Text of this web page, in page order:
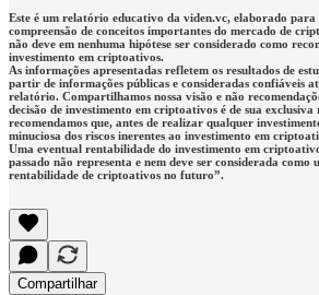
Este é um relatório educativo da viden.vc, elaborado
compreensão de conceitos importantes do mercado de
não deve em nenhuma hipótese ser considerado como
investimento em criptoativos.
As informações apresentadas refletem os resultados de
partir de informações públicas e consideradas confiáveis
relatório. Compartilhamos nossa visão e não
decisão de investimento em criptoativos é de sua exclusiva
recomendamos que, antes de realizar qualquer
minuciosa dos riscos inerentes ao investimento em
Uma eventual rentabilidade do investimento em
passado não representa e nem deve ser considerada como
rentabilidade de criptoativos no futuro”.
Compartilhar